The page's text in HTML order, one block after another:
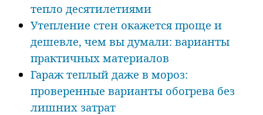
тепло десятилетиями
Утепление стен окажется проще и
дешевле, чем вы думали: варианты
практичных материалов
Гараж теплый даже в мороз:
проверенные варианты обогрева без
лишних затрат